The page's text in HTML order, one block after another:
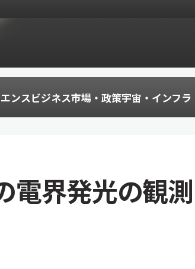
ンスビジネス市場・政策宇宙・インフラ
電界発光の観測